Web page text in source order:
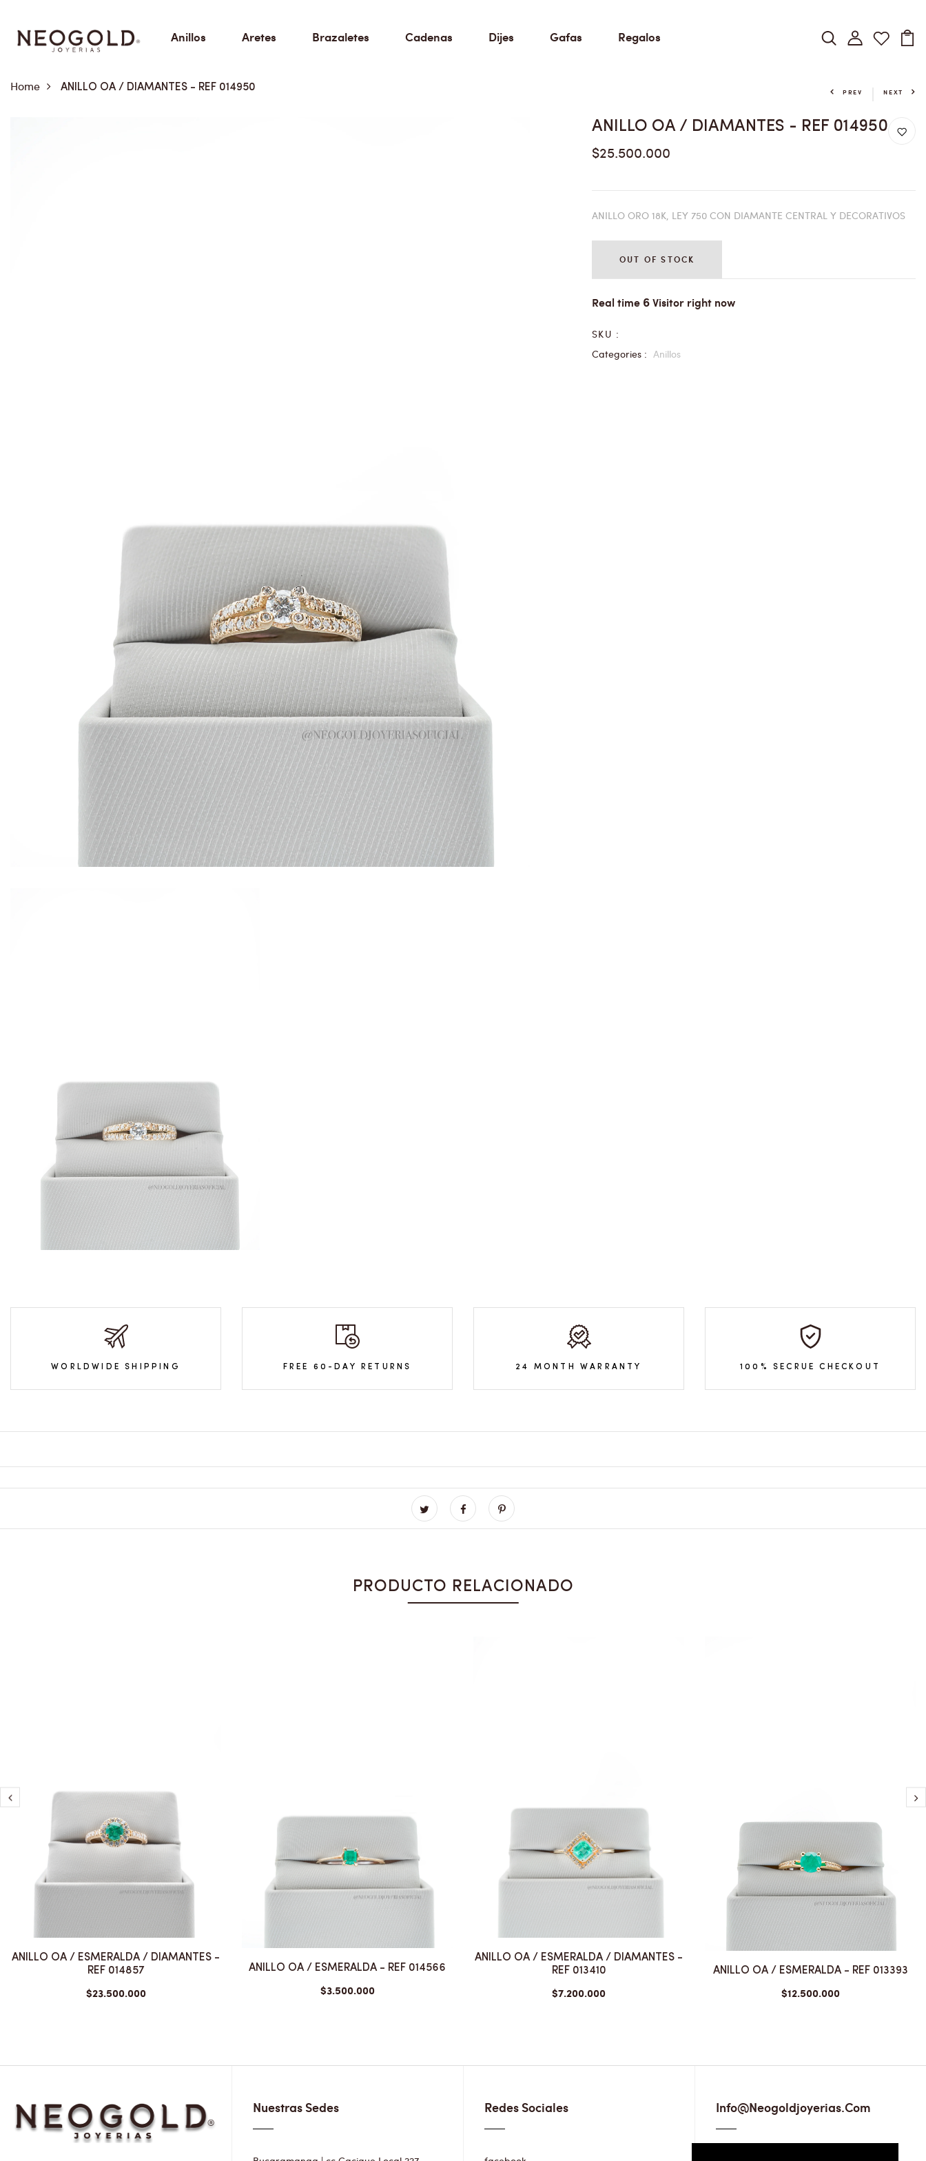
Anillos Aretes Brazaletes Cadenas Dijes Gafas Regalos
Home ANILLO OA / DIAMANTES - REF 014950 PREV NEXT
ANILLO OA / DIAMANTES - REF 014950
$25.500.000
ANILLO ORO 18K, LEY 750 CON DIAMANTE CENTRAL Y DECORATIVOS
OUT OF STOCK
Real time 6Visitor right now
SKU :
Categories : Anillos
WORLDWIDE SHIPPING FREE 60-DAY RETURNS 24 MONTH WARRANTY 100% SECRUE CHECKOUT
PRODUCTO RELACIONADO
ANILLO OA / ESMERALDA / DIAMANTES -
REF 014857
$23.500.000
ANILLO OA / ESMERALDA - REF 014566
$3.500.000
ANILLO OA / ESMERALDA / DIAMANTES -
REF 013410
$7.200.000
ANILLO OA / ESMERALDA - REF 013393
$12.500.000
Nuestras Sedes Redes Sociales Info@neogoldjoyerias.com